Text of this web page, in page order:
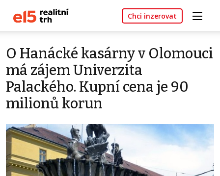
Chci inzerovat
O Hanácké kasárny v Olomouci
má zájem Univerzita
Palackého. Kupní cena je 90
milionů korun